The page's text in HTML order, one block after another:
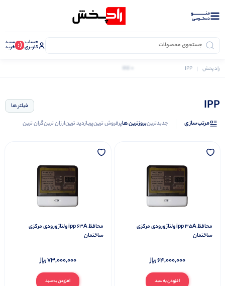
منــــــــــــو
دستــرسی
حساب
کاربری (: سبـد
خرید
راد پخش IPP
IPP فیلتر ها
مرتب‌سازی جدیدترینبروزترین هاپرفروش ترینپربازدید ترینارزان ترینگران ترین
محافظ ipp 35A ولتاژ ورودی مرکزی
ساختمان
افزودن به سبد
64,000,000
محافظ ipp 63A ولتاژ ورودی مرکزی
ساختمان
افزودن به سبد
73,000,000